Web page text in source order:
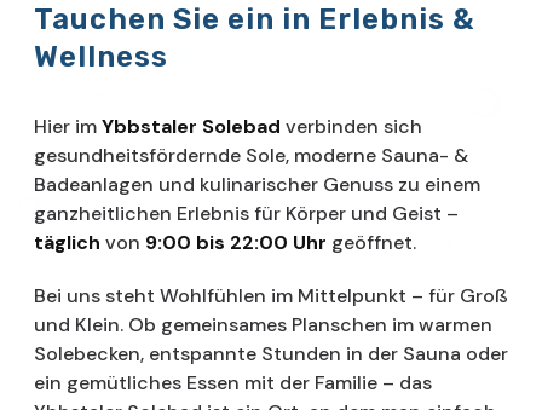
Tauchen Sie ein in Erlebnis &
Wellness
Hier imYbbstaler Solebad verbinden sich
gesundheitsfördernde Sole, moderne Sauna- &
Badeanlagen und kulinarischer Genuss zu einem
ganzheitlichen Erlebnis für Körper und Geist –
täglich von 9:00 bis 22:00 Uhr geöffnet.
Bei uns steht Wohlfühlen im Mittelpunkt – für Groß
und Klein. Ob gemeinsames Planschen im warmen
Solebecken, entspannte Stunden in der Sauna oder
ein gemütliches Essen mit der Familie – das